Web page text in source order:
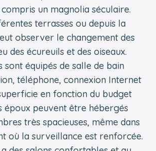
un magnolia séculaire.
terrasses ou depuis la
observer le changement des
des écureuils et des oiseaux.
sont équipés de salle de bain
téléphone, connexion Internet
en fonction du budget
époux peuvent être hébergés
très spacieuses, même dans
où la surveillance est renforcée.